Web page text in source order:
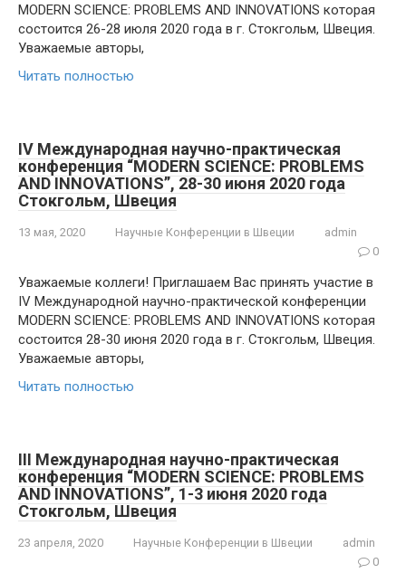
MODERN SCIENCE: PROBLEMS AND INNOVATIONS которая
состоится 26-28 июля 2020 года в г. Стокгольм, Швеция.
Уважаемые авторы,
Читать полностью
IV Международная научно-практическая
конференция “MODERN SCIENCE: PROBLEMS
AND INNOVATIONS”, 28-30 июня 2020 года
Стокгольм, Швеция
13 мая, 2020 Научные Конференции в Швеции
admin
0
Уважаемые коллеги! Приглашаем Вас принять участие в
IV Международной научно-практической конференции
MODERN SCIENCE: PROBLEMS AND INNOVATIONS которая
состоится 28-30 июня 2020 года в г. Стокгольм, Швеция.
Уважаемые авторы,
Читать полностью
III Международная научно-практическая
конференция “MODERN SCIENCE: PROBLEMS
AND INNOVATIONS”, 1-3 июня 2020 года
Стокгольм, Швеция
23 апреля, 2020 Научные Конференции в Швеции
admin
0